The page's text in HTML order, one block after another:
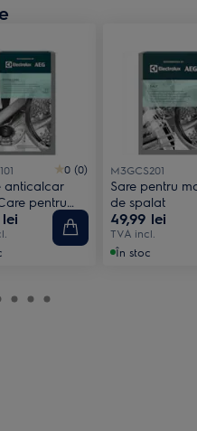
0 (0)
anticalcar
pentru
spălat rufe
M3GCS201
Sare pentru
de spalat
49,99 lei
TVA incl.
În stoc